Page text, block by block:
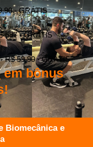
- GRÁTIS
697- GRÁTIS
-R$ 59,90- GRÁTIS
em bônus
Biomecânica e